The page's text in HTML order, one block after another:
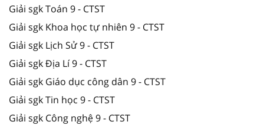
Giải sgk Toán 9 - CTST
Giải sgk Khoa học tự nhiên 9 - CTST
Giải sgk Lịch Sử 9 - CTST
Giải sgk Địa Lí 9 - CTST
Giải sgk Giáo dục công dân 9 - CTST
Giải sgk Tin học 9 - CTST
Giải sgk Công nghệ 9 - CTST